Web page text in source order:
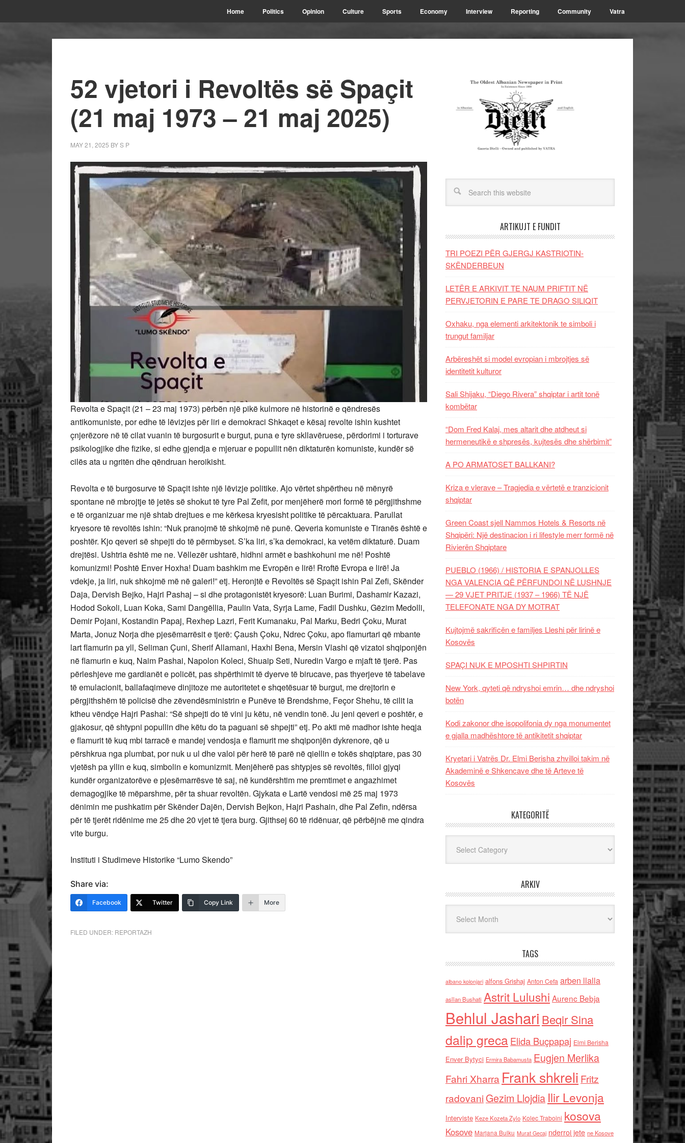
Home Politics Opinion Culture Sports Economy Interview Reporting Community Vatra
52 vjetori i Revoltës së Spaçit
(21 maj 1973 – 21 maj 2025)
MAY 21, 2025 BYS P
Revolta e Spaçit (21 – 23 maj 1973) përbën një pikë kulmore në historinë e qëndresës
antikomuniste, por edhe të lëvizjes për liri e demokraci Shkaqet e kësaj revolte ishin kushtet
çnjerëzore në të cilat vuanin të burgosurit e burgut, puna e tyre skllavëruese, përdorimi i torturave
psikologjike dhe fizike, si edhe gjendja e mjeruar e popullit nën diktaturën komuniste, kundër së
cilës ata u ngritën dhe qëndruan heroikisht.
Revolta e të burgosurve të Spaçit ishte një lëvizje politike. Ajo vërtet shpërtheu në mënyrë
spontane në mbrojtje të jetës së shokut të tyre Pal Zefit, por menjëherë mori formë të përgjithshme
e të organizuar me një shtab drejtues e me kërkesa kryesisht politike të përcaktuara. Parullat
kryesore të revoltës ishin: “Nuk pranojmë të shkojmë në punë. Qeveria komuniste e Tiranës është e
poshtër. Kjo qeveri së shpejti do të përmbyset. S’ka liri, s’ka demokraci, ka vetëm diktaturë. Duam
drejtësi. Ushtria është me ne. Vëllezër ushtarë, hidhni armët e bashkohuni me në! Poshtë
komunizmi! Poshtë Enver Hoxha! Duam bashkim me Evropën e lirë! Rroftë Evropa e lirë! Ja
vdekje, ja liri, nuk shkojmë më në galeri!” etj. Heronjtë e Revoltës së Spaçit ishin Pal Zefi, Skënder
Daja, Dervish Bejko, Hajri Pashaj – si dhe protagonistët kryesorë: Luan Burimi, Dashamir Kazazi,
Hodod Sokoli, Luan Koka, Sami Dangëllia, Paulin Vata, Syrja Lame, Fadil Dushku, Gëzim Medolli,
Demir Pojani, Kostandin Papaj, Rexhep Lazri, Ferit Kumanaku, Pal Marku, Bedri Çoku, Murat
Marta, Jonuz Norja dhe pjesëmarrësit e tjerë: Çaush Çoku, Ndrec Çoku, apo flamurtari që mbante
lart flamurin pa yll, Seliman Çuni, Sherif Allamani, Haxhi Bena, Mersin Vlashi që vizatoi shqiponjën
në flamurin e kuq, Naim Pashai, Napolon Koleci, Shuaip Seti, Nuredin Vargo e mjaft të tjerë. Pas
përleshjeve me gardianët e policët, pas shpërthimit të dyerve të birucave, pas thyerjeve të tabelave
të emulacionit, ballafaqimeve dinjitoze me autoritetet e shqetësuar të burgut, me drejtorin e
përgjithshëm të policisë dhe zëvendësministrin e Punëve të Brendshme, Feçor Shehu, të cilit ia
ktheu vëndçe Hajri Pashai: “Së shpejti do të vini ju këtu, në vendin tonë. Ju jeni qeveri e poshtër, e
gjakosur, që shtypni popullin dhe këtu do ta paguani së shpejti” etj. Po akti më madhor ishte heqja
e flamurit të kuq mbi tarracë e mandej vendosja e flamurit me shqiponjën dykrenore, që u
përshkrua nga plumbat, por nuk u ul dhe valoi për herë të parë në qiellin e tokës shqiptare, pas 30
vjetësh pa yllin e kuq, simbolin e komunizmit. Menjëherë pas shtypjes së revoltës, filloi gjyqi
kundër organizatorëve e pjesëmarrësve të saj, në kundërshtim me premtimet e angazhimet
demagogjike të mëparshme, për ta shuar revoltën. Gjykata e Lartë vendosi më 25 maj 1973
dënimin me pushkatim për Skënder Dajën, Dervish Bejkon, Hajri Pashain, dhe Pal Zefin, ndërsa
për të tjerët ridënime me 25 dhe 20 vjet të tjera burg. Gjithsej 60 të ridënuar, që përbëjnë me qindra
vite burgu.
Instituti i Studimeve Historike “Lumo Skendo”
Share via:
Facebook Twitter Copy Link More
FILED UNDER: REPORTAZH
ARTIKUJT E FUNDIT
TRI POEZI PËR GJERGJ KASTRIOTIN-
SKËNDERBEUN
LETËR E ARKIVIT TE NAUM PRIFTIT NË
PERVJETORIN E PARE TE DRAGO SILIQIT
Oxhaku, nga elementi arkitektonik te simboli i
trungut familjar
Arbëreshët si model evropian i mbrojtjes së
identitetit kulturor
Sali Shijaku, “Diego Rivera” shqiptar i artit tonë
kombëtar
“Dom Fred Kalaj, mes altarit dhe atdheut si
hermeneutikë e shpresës, kujtesës dhe shërbimit”
A PO ARMATOSET BALLKANI?
Kriza e vlerave – Tragjedia e vërtetë e tranzicionit
shqiptar
Green Coast sjell Nammos Hotels & Resorts në
Shqipëri: Një destinacion i ri lifestyle merr formë në
Rivierën Shqiptare
PUEBLO (1966) / HISTORIA E SPANJOLLES
NGA VALENCIA QË PËRFUNDOI NË LUSHNJE
— 29 VJET PRITJE (1937 – 1966) TË NJË
TELEFONATE NGA DY MOTRAT
Kujtojmë sakrificën e familjes Lleshi për lirinë e
Kosovës
SPAÇI NUK E MPOSHTI SHPIRTIN
New York, qyteti që ndryshoi emrin… dhe ndryshoi
botën
Kodi zakonor dhe isopolifonia dy nga monumentet
e gjalla madhështore të antikitetit shqiptar
Kryetari i Vatrës Dr. Elmi Berisha zhvilloi takim në
Akademinë e Shkencave dhe të Arteve të
Kosovës
KATEGORITË
ARKIV
TAGS
albano kolonjari alfons Grishaj Anton Cefa arben llalla
asllan Bushati Astrit Lulushi Aurenc Bebja
Behlul Jashari Beqir Sina
dalip grecaElida Buçpapaj Elmi Berisha
Enver Bytyci Ermira Babamusta Eugjen Merlika
Fahri Xharra Frank shkreli Fritz
radovaniGezim Llojdia Ilir Levonja
Interviste Keze Kozeta Zylo Kolec Traboini kosova
Kosove Marjana Bulku Murat Gecaj nderroi jete ne Kosove